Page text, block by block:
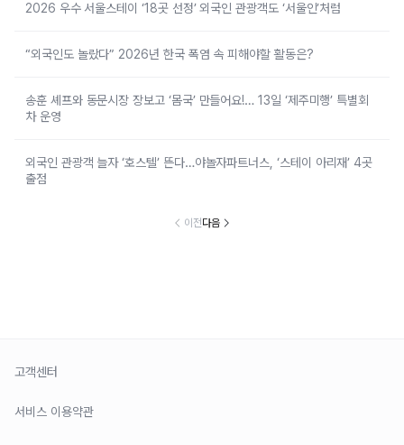
2026 우수 서울스테이 ‘18곳 선정’ 외국인 관광객도 ‘서울인’처럼
“외국인도 놀랐다” 2026년 한국 폭염 속 피해야할 활동은?
송훈 셰프와 동문시장 장보고 ‘몸국’ 만들어요!… 13일 ‘제주미행’ 특별회
차 운영
외국인 관광객 늘자 ‘호스텔’ 뜬다…야놀자파트너스, ‘스테이 아리재’ 4곳
출점
이전다음
고객센터
서비스 이용약관